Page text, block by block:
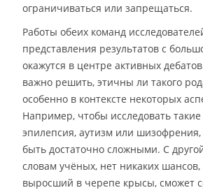
ограничиваться или запрещаться.
Работы обеих команд
представления результатов с
окажутся в центре активных
важно решить, этичны ли такого
особенно в контексте некоторых
Например, чтобы исследовать такие
эпилепсия, аутизм или
быть достаточно сложными. С
словам учёных, нет никаких
выросший в черепе крысы, сможет